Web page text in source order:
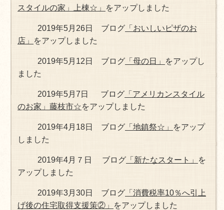
スタイルの家」上棟☆」
をアップしました
2019年5月26日 ブログ 「おいしいピザのお
店」
をアップしました
2019年5月12日 ブログ 「母の日」
をアップし
ました
2019年5月7日 ブログ 「アメリカンスタイル
のお家」藤枝市☆をアップしました
2019年4月18日 ブログ 「地鎮祭☆」
をアップ
しました
2019年4月７日 ブログ 「新たなスタート」
を
アップしました
2019年3月30日 ブログ 「消費税率10％へ引上
げ後の住宅取得支援策②」
をアップしました